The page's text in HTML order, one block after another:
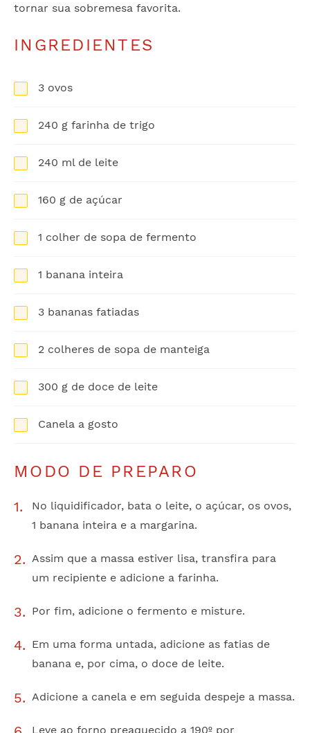
tornar sua sobremesa favorita.
INGREDIENTES
3 ovos
240 g farinha de trigo
240 ml de leite
160 g de açúcar
1 colher de sopa de fermento
1 banana inteira
3 bananas fatiadas
2 colheres de sopa de manteiga
300 g de doce de leite
Canela a gosto
MODO DE PREPARO
No liquidificador, bata o leite, o açúcar, os ovos,
1 banana inteira e a margarina.
Assim que a massa estiver lisa, transfira para
um recipiente e adicione a farinha.
Por fim, adicione o fermento e misture.
Em uma forma untada, adicione as fatias de
banana e, por cima, o doce de leite.
Adicione a canela e em seguida despeje a massa.
Leve ao forno preaquecido a 190º por